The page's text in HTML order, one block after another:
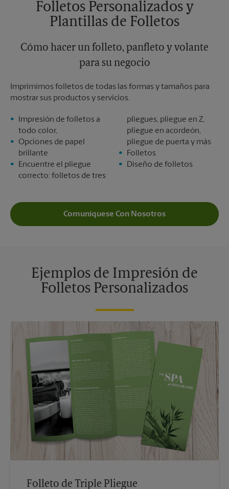
Folletos Personalizados y
Plantillas de Folletos
Cómo hacer un folleto, panfleto y volante
para su negocio
Imprimimos folletos de todas las formas y tamaños para
mostrar sus productos y servicios.
Impresión de folletos a
todo color,
Opciones de papel
brillante
Encuentre el pliegue
correcto: folletos de tres
pliegues, pliegue en Z,
pliegue en acordeón,
pliegue de puerta y más
Folletos
Diseño de folletos
Comuníquese Con Nosotros
Ejemplos de Impresión de
Folletos Personalizados
Folleto de Triple Pliegue